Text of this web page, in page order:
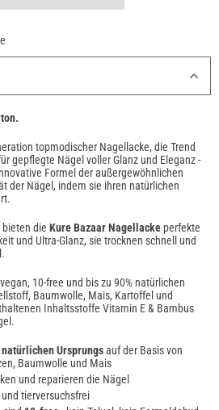
topmodischer Nagellacke, die Trend
gepflegte Nägel voller Glanz und Eleganz -
Formel der außergewöhnlichen
der Nägel, indem sie ihren natürlichen
die Kure Bazaar Nagellacke perfekte
und Ultra-Glanz, sie trocknen schnell und
10-free und bis zu 90% natürlichen
Baumwolle, Mais, Kartoffel und
Inhaltsstoffe Vitamin E & Bambus
natürlichen Ursprungsauf der Basis von
Baumwolle und Mais
und reparieren die Nägel
tierversuchsfrei